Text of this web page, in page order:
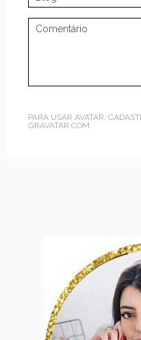
PARA USAR AVATAR,
GRAVATAR.COM